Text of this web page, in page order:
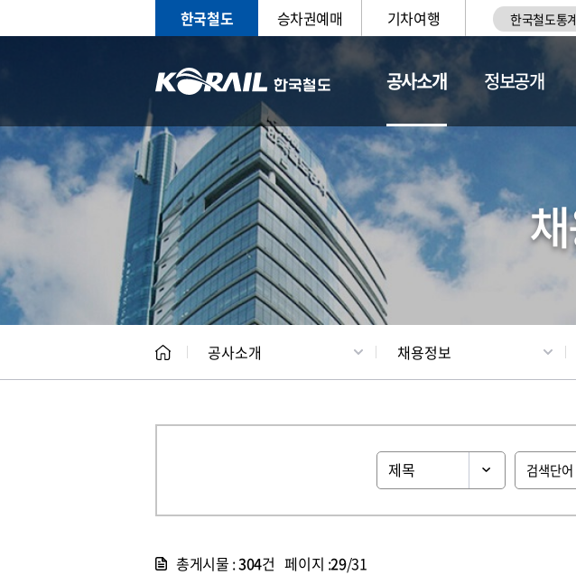
한국철도 승차권예매 기차여행 한국철도통
공사소개
CEO 일반현황
정보공개
공사소개 채용정보
총게시물 :304건 페이지 :29/31